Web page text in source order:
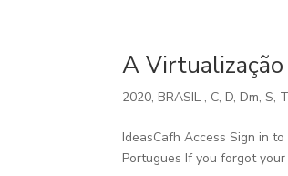
A
2020,BRASIL , C,D,Dm,S,
IdeasCafh Access Sign in
Portugues If you forgot